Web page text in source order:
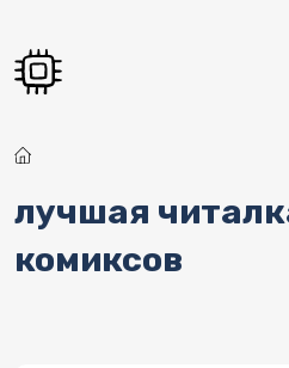
лучшая
комиксов